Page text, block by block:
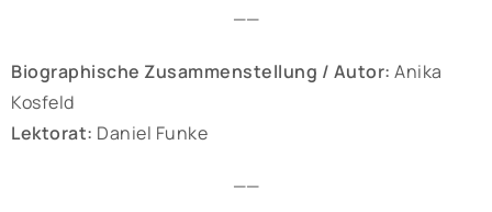
——
Biographische Zusammenstellung / Autor: Anika
Kosfeld
Lektorat: Daniel Funke
——